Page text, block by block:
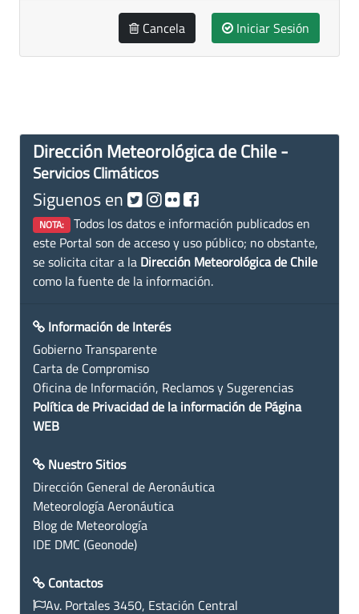
Cancela Iniciar Sesión
Dirección Meteorológica de Chile -
Servicios Climáticos
Siguenos en
NOTA: Todos los datos e información publicados en
este Portal son de acceso y uso público; no obstante,
se solicita citar a la Dirección Meteorológica de Chile
como la fuente de la información.
Información de Interés
Gobierno Transparente
Carta de Compromiso
Oficina de Información, Reclamos y Sugerencias
Política de Privacidad de la información de Página
WEB
Nuestro Sitios
Dirección General de Aeronáutica
Meteorología Aeronáutica
Blog de Meteorología
IDE DMC (Geonode)
Contactos
Av. Portales 3450, Estación Central